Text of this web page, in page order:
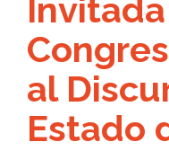
al
Estado